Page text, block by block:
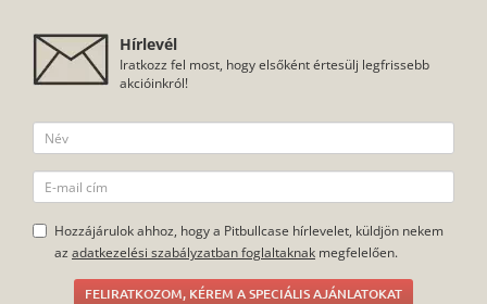
Hírlevél
Iratkozz fel most, hogy elsőként értesülj legfrissebb
akcióinkról!
Hozzájárulok ahhoz, hogy a Pitbullcase hírlevelet, küldjön nekem
az adatkezelési szabályzatban foglaltaknak megfelelően.
FELIRATKOZOM, KÉREM A SPECIÁLIS AJÁNLATOKAT